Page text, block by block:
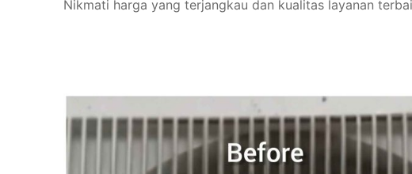
Nikmati harga yang terjangkau dan kualitas layanan